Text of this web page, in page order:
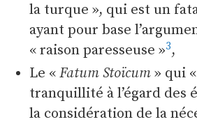
la turque », qui est un
ayant pour base
« raison paresseuse »3,
Le «Fatum Stoïcum» qui
tranquillité à l’égard des
la considération de la